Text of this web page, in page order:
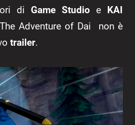
di Game Studio e KAI
Adventure of Dai non è
trailer.